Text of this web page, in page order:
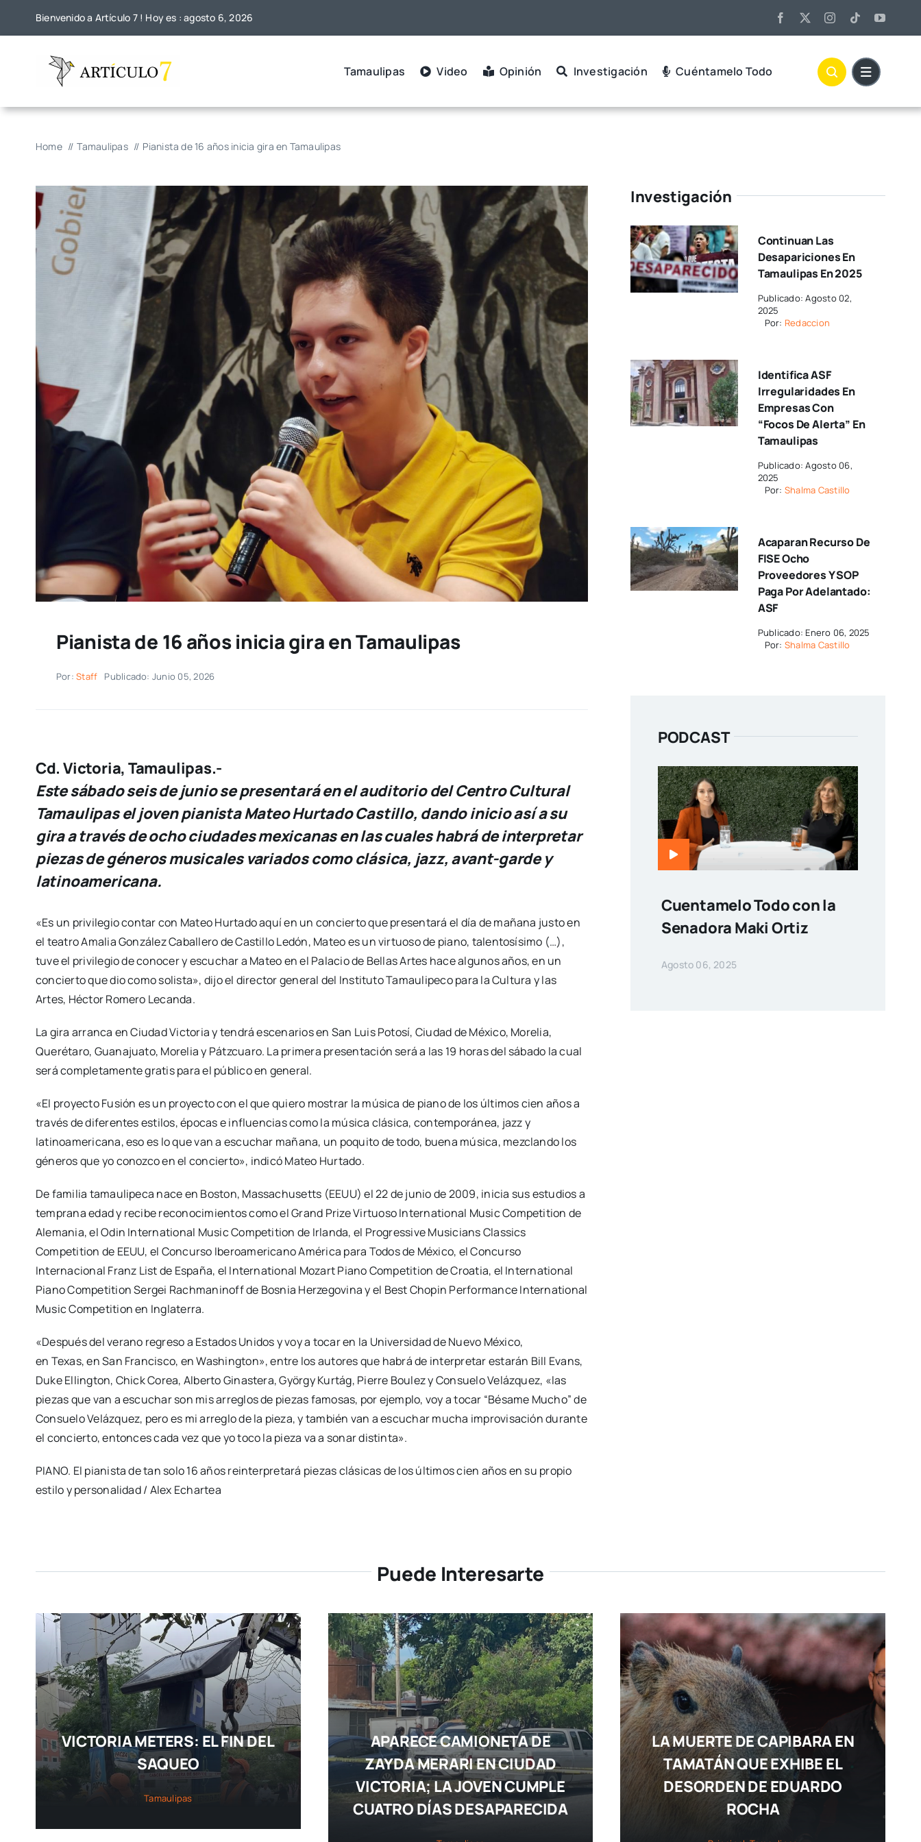
Bienvenido a Artículo 7 ! Hoy es : agosto 6, 2026
Tamaulipas Video Opinión Investigación Cuéntamelo Todo
Home Tamaulipas Pianista de 16 años inicia gira en Tamaulipas
Pianista de 16 años inicia gira en Tamaulipas
Por:Staff Publicado: Junio 05, 2026
Cd. Victoria, Tamaulipas.-
Este sábado seis de junio se presentará en el auditorio del Centro Cultural
Tamaulipas el joven pianista Mateo Hurtado Castillo, dando inicio así a su
gira a través de ocho ciudades mexicanas en las cuales habrá de interpretar
piezas de géneros musicales variados como clásica, jazz, avant-garde y
latinoamericana.
«Es un privilegio contar con Mateo Hurtado aquí en un concierto que presentará el día de mañana justo en
el teatro Amalia González Caballero de Castillo Ledón, Mateo es un virtuoso de piano, talentosísimo (…),
tuve el privilegio de conocer y escuchar a Mateo en el Palacio de Bellas Artes hace algunos años, en un
concierto que dio como solista», dijo el director general del Instituto Tamaulipeco para la Cultura y las
Artes, Héctor Romero Lecanda.
La gira arranca en Ciudad Victoria y tendrá escenarios en San Luis Potosí, Ciudad de México, Morelia,
Querétaro, Guanajuato, Morelia y Pátzcuaro. La primera presentación será a las 19 horas del sábado la cual
será completamente gratis para el público en general.
«El proyecto Fusión es un proyecto con el que quiero mostrar la música de piano de los últimos cien años a
través de diferentes estilos, épocas e influencias como la música clásica, contemporánea, jazz y
latinoamericana, eso es lo que van a escuchar mañana, un poquito de todo, buena música, mezclando los
géneros que yo conozco en el concierto», indicó Mateo Hurtado.
De familia tamaulipeca nace en Boston, Massachusetts (EEUU) el 22 de junio de 2009, inicia sus estudios a
temprana edad y recibe reconocimientos como el Grand Prize Virtuoso International Music Competition de
Alemania, el Odin International Music Competition de Irlanda, el Progressive Musicians Classics
Competition de EEUU, el Concurso Iberoamericano América para Todos de México, el Concurso
Internacional Franz List de España, el International Mozart Piano Competition de Croatia, el International
Piano Competition Sergei Rachmaninoff de Bosnia Herzegovina y el Best Chopin Performance International
Music Competition en Inglaterra.
«Después del verano regreso a Estados Unidos y voy a tocar en la Universidad de Nuevo México,
en Texas, en San Francisco, en Washington», entre los autores que habrá de interpretar estarán Bill Evans,
Duke Ellington, Chick Corea, Alberto Ginastera, György Kurtág, Pierre Boulez y Consuelo Velázquez, «las
piezas que van a escuchar son mis arreglos de piezas famosas, por ejemplo, voy a tocar “Bésame Mucho” de
Consuelo Velázquez, pero es mi arreglo de la pieza, y también van a escuchar mucha improvisación durante
el concierto, entonces cada vez que yo toco la pieza va a sonar distinta».
PIANO. El pianista de tan solo 16 años reinterpretará piezas clásicas de los últimos cien años en su propio
estilo y personalidad / Alex Echartea
Investigación
Continuan Las
Desapariciones En
Tamaulipas En 2025
Publicado: Agosto 02,
2025
Por: Redaccion
Identifica ASF
Irregularidades En
Empresas Con
“focos De Alerta” En
Tamaulipas
Publicado: Agosto 06,
2025
Por: Shalma Castillo
Acaparan Recurso De
FISE Ocho
Proveedores Y SOP
Paga Por Adelantado:
ASF
Publicado: Enero 06, 2025
Por: Shalma Castillo
PODCAST
Cuentamelo Todo con la
Senadora Maki Ortiz
Agosto 06, 2025
Puede Interesarte
VICTORIA METERS: EL FIN DEL
SAQUEO
Tamaulipas
APARECE CAMIONETA DE
ZAYDA MERARI EN CIUDAD
VICTORIA; LA JOVEN CUMPLE
CUATRO DÍAS DESAPARECIDA
LA MUERTE DE CAPIBARA EN
TAMATÁN QUE EXHIBE EL
DESORDEN DE EDUARDO
ROCHA